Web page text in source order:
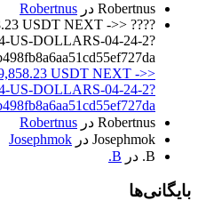
Robertnus در Robertnus
USDT NEXT ->>
US-DOLLARS-04-24-2?
????
USDT NEXT ->>
US-DOLLARS-04-24-2?
????
Robertnus در Robertnus
Josephmok در Josephmok
B. در B.
بایگانی‌ها